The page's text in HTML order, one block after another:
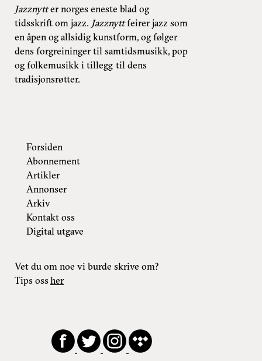
Jazznytter norges eneste blad og
tidsskrift om jazz. Jazznyttfeirer jazz som
en åpen og allsidig kunstform, og følger
dens forgreininger til samtidsmusikk, pop
og folkemusikk i tillegg til dens
tradisjonsrøtter.
Forsiden
Abonnement
Artikler
Annonser
Arkiv
Kontakt oss
Digital utgave
Vet du om noe vi burde skrive om?
Tips ossher